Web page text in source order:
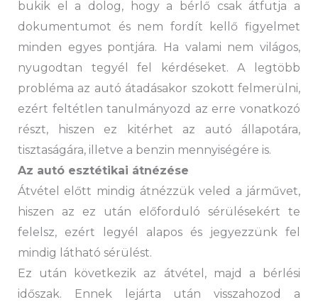
bukik el a dolog, hogy a bérlő csak átfutja a
dokumentumot és nem fordít kellő figyelmet
minden egyes pontjára. Ha valami nem világos,
nyugodtan tegyél fel kérdéseket. A legtöbb
probléma az autó átadásakor szokott felmerülni,
ezért feltétlen tanulmányozd az erre vonatkozó
részt, hiszen ez kitérhet az autó állapotára,
tisztaságára, illetve a benzin mennyiségére is.
Az autó esztétikai átnézése
Átvétel előtt mindig átnézzük veled a járművet,
hiszen az ez után előforduló sérülésekért te
felelsz, ezért legyél alapos és jegyezzünk fel
mindig látható sérülést.
Ez után következik az átvétel, majd a bérlési
időszak. Ennek lejárta után visszahozod a